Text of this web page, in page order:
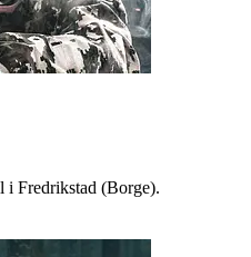
i Fredrikstad (Borge).